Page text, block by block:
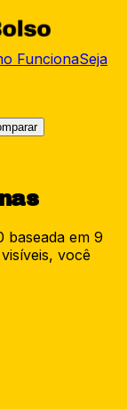
FuncionaSeja
baseada em 9
você